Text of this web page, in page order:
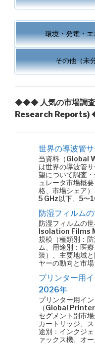
環境・発電・
その他（未
◆◆◆ 人気の市場調
Research Reports)
世界の導波管
当資料（Global
は世界の導波管
望について調査
ュレータ市場概
格、市場シェア
5 GHz以下、5〜
防湿フィルム
防湿フィルムの
Isolation Films
規模（種類別：
ム、用途別：医
装）、主要地域
ヤーの動向と市
プリンター用
2026年
プリンター用イ
（Global
セグメント別市
カートリッジ、
途別：インクジ
ァックス機、オ